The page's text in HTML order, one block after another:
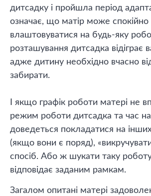
дитсадку і пройшла період
означає, що матір може спокійно
влаштовуватися на будь-яку
розташування дитсадка відіграє
адже дитину необхідно вчасно
забирати.
І якщо графік роботи матері не
режим роботи дитсадка та час на
доведеться покладатися на інших
(якщо вони є поряд),
спосіб. Або ж шукати таку
відповідає заданим рамкам.
Загалом опитані матері